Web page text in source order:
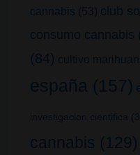
cannabis (53) club
consumo cannabis
(84) cultivo
españa (157)
investigacion cientifica
cannabis (129)